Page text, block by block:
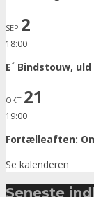
SEP 2
18:00
E´ Bindstouw,
OKT 21
19:00
Fortælleaften:
Se kalenderen
Seneste